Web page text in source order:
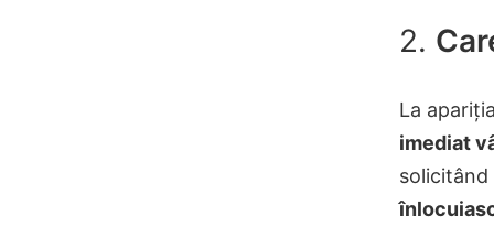
2.
La
imediat